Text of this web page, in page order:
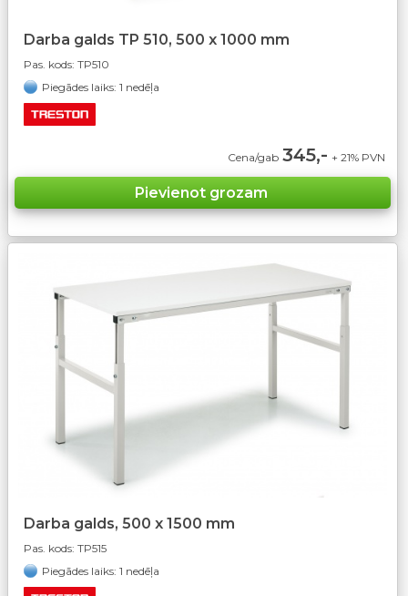
Darba galds TP 510, 500 x 1000 mm
Pas. kods: TP510
Piegādes laiks: 1 nedēļa
Cena/gab 345,- + 21% PVN
Darba galds, 500 x 1500 mm
Pas. kods: TP515
Piegādes laiks: 1 nedēļa